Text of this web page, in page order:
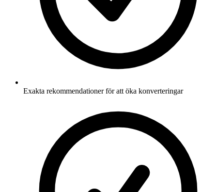
Exakta rekommendationer för att öka konverteringar